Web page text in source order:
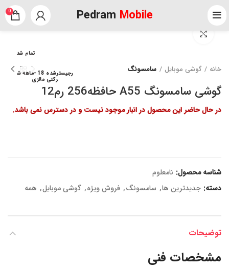
Pedram Mobile
0
تمام شد
رجیسترشده 18 -ماهه ش
رکتی مالزی
خانه گوشی موبایل سامسونگ
گوشی سامسونگ A55 حافظه256 رم12
در حال حاضر این محصول در انبار موجود نیست و در دسترس نمی باشد.
شناسه محصول: نامعلوم
دسته: جدیدترین ها, سامسونگ, فروش ویژه, گوشی موبایل, همه
توضیحات
مشخصات فنی